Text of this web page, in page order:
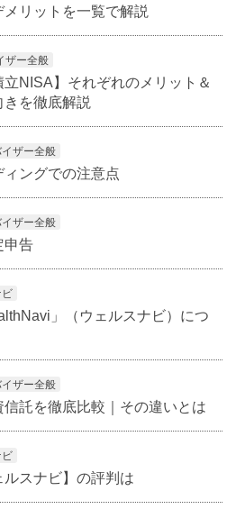
リットを一覧で解説
ザー全般
立NISA】それぞれのメリット＆
を徹底解説
ザー全般
ングでの注意点
ザー全般
申告
ビ
」（ウェルスナビ）につ
ザー全般
託を徹底比較｜その違いとは
ビ
スナビ】の評判は